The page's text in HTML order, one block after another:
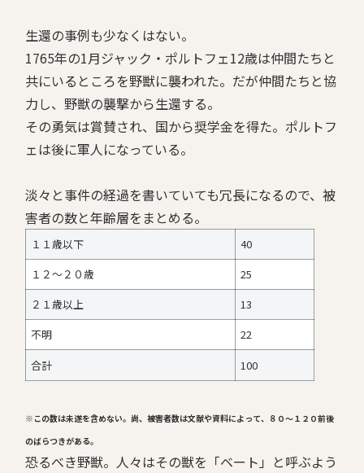
生還の事例も少なくはない。
1765年の1月ジャック・ポルトフェ12歳は仲間たちと
共にいるところを野獣に襲われた。だが仲間たちと協
力し、野獣の襲撃から生還する。
その勇気は賞賛され、国から奨学金を得た。ポルトフ
ェは後に軍人になっている。
淡々と事件の経過を書いていても冗長になるので、被
害者の数と年齢層をまとめる。
１１歳以下
40
１２～２０歳
25
２１歳以上
13
不明
22
合計
100
※この数は未遂を含めない。尚、被害者数は文献や資料によって、８０～１２０前後
のばらつきがある。
恐るべき野獣。人々はその獣を「ベート」と呼ぶよう